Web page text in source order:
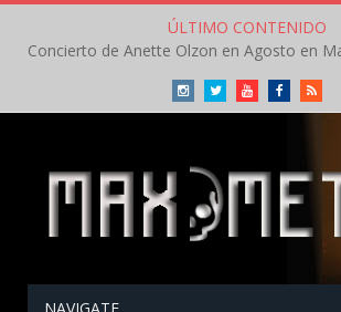
ÚLTIMO CONTENIDO
InstagramTwitterYoutubeFacebookRSS
NAVIGATE